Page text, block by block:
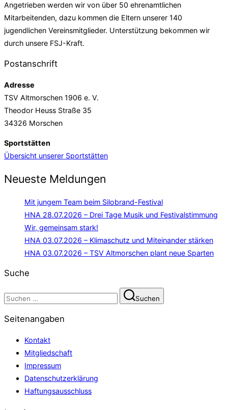
Angetrieben werden wir von über 50 ehrenamtlichen
Mitarbeitenden, dazu kommen die Eltern unserer 140
jugendlichen Vereinsmitglieder. Unterstützung bekommen wir
durch unsere FSJ-Kraft.
Postanschrift
Adresse
TSV Altmorschen 1906 e. V.
Theodor Heuss Straße 35
34326 Morschen
Sportstätten
Übersicht unserer Sportstätten
Neueste Meldungen
Mit jungem Team beim Silobrand-Festival
HNA 28.07.2026 – Drei Tage Musik und Festivalstimmung
Wir, gemeinsam stark!
HNA 03.07.2026 – Klimaschutz und Miteinander stärken
HNA 03.07.2026 – TSV Altmorschen plant neue Sparten
Suche
Suchen
nach:
Suchen
Seitenangaben
Kontakt
Mitgliedschaft
Impressum
Datenschutzerklärung
Haftungsausschluss